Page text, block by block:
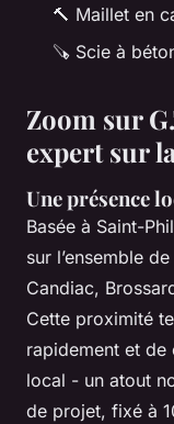
🔨 Maillet en
🪚 Scie à
Zoom sur
expert sur
Une présence
Basée à Saint-
sur l’ensemble
Candiac,
Cette proximité
rapidement et
local - un atout
de projet, fixé à